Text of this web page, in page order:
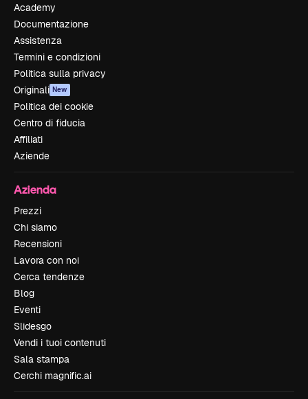
Academy
Documentazione
Assistenza
Termini e condizioni
Politica sulla privacy
Originali New
Politica dei cookie
Centro di fiducia
Affiliati
Aziende
Azienda
Prezzi
Chi siamo
Recensioni
Lavora con noi
Cerca tendenze
Blog
Eventi
Slidesgo
Vendi i tuoi contenuti
Sala stampa
Cerchi magnific.ai